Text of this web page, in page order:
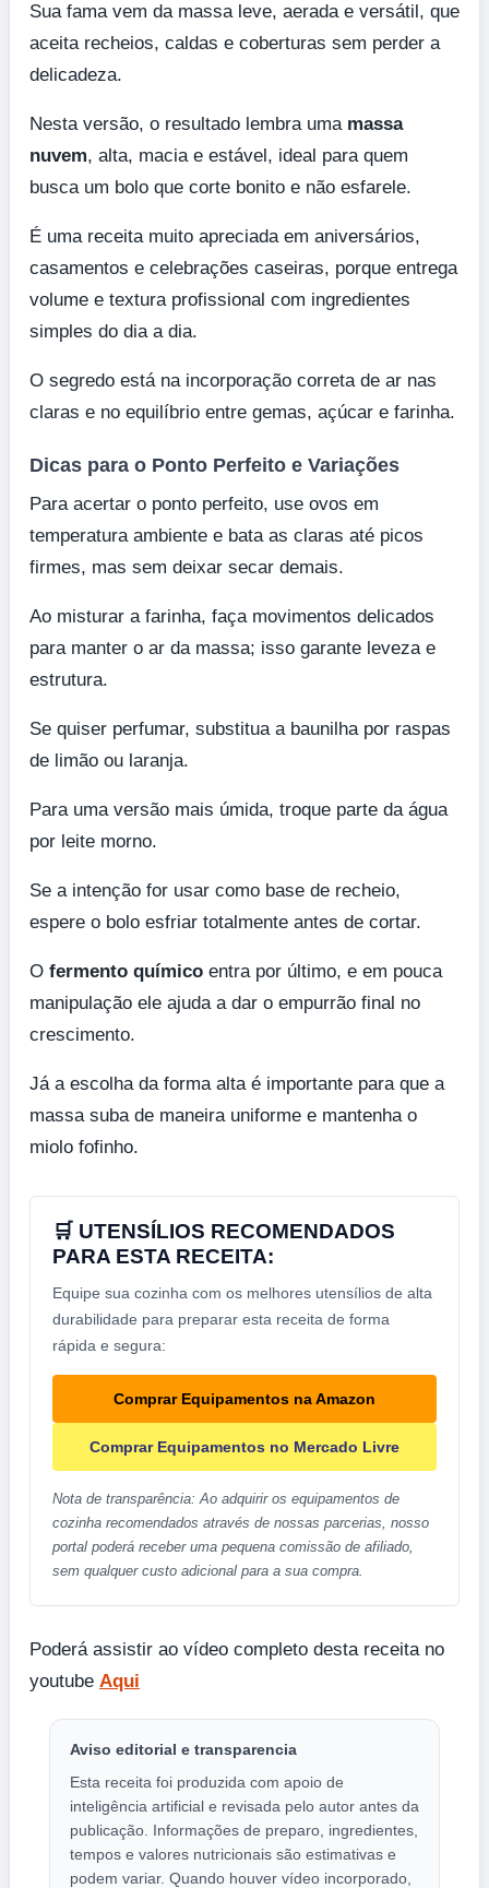
Sua fama vem da massa leve, aerada e versátil, que
aceita recheios, caldas e coberturas sem perder a
delicadeza.
Nesta versão, o resultado lembra uma massa
nuvem, alta, macia e estável, ideal para quem
busca um bolo que corte bonito e não esfarele.
É uma receita muito apreciada em aniversários,
casamentos e celebrações caseiras, porque entrega
volume e textura profissional com ingredientes
simples do dia a dia.
O segredo está na incorporação correta de ar nas
claras e no equilíbrio entre gemas, açúcar e farinha.
Dicas para o Ponto Perfeito e Variações
Para acertar o ponto perfeito, use ovos em
temperatura ambiente e bata as claras até picos
firmes, mas sem deixar secar demais.
Ao misturar a farinha, faça movimentos delicados
para manter o ar da massa; isso garante leveza e
estrutura.
Se quiser perfumar, substitua a baunilha por raspas
de limão ou laranja.
Para uma versão mais úmida, troque parte da água
por leite morno.
Se a intenção for usar como base de recheio,
espere o bolo esfriar totalmente antes de cortar.
O fermento químico entra por último, e em pouca
manipulação ele ajuda a dar o empurrão final no
crescimento.
Já a escolha da forma alta é importante para que a
massa suba de maneira uniforme e mantenha o
miolo fofinho.
🛒 UTENSÍLIOS RECOMENDADOS
PARA ESTA RECEITA:
Equipe sua cozinha com os melhores utensílios de alta
durabilidade para preparar esta receita de forma
rápida e segura:
Comprar Equipamentos na Amazon
Comprar Equipamentos no Mercado Livre
Nota de transparência: Ao adquirir os equipamentos de
cozinha recomendados através de nossas parcerias, nosso
portal poderá receber uma pequena comissão de afiliado,
sem qualquer custo adicional para a sua compra.
Poderá assistir ao vídeo completo desta receita no
youtube Aqui
Aviso editorial e transparencia
Esta receita foi produzida com apoio de
inteligência artificial e revisada pelo autor antes da
publicação. Informações de preparo, ingredientes,
tempos e valores nutricionais são estimativas e
podem variar. Quando houver vídeo incorporado,